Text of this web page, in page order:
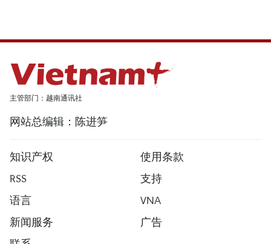
主管部门：越南通讯社
网站总编辑：陈进笋
知识产权
使用条款
RSS
支持
语言
VNA
新闻服务
广告